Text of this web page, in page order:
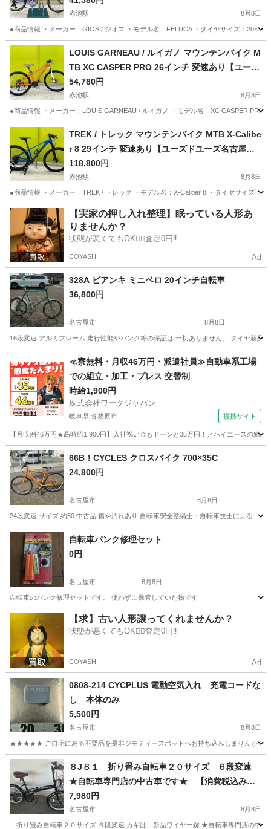
赤池駅 8月8日
●商品情報 ・メーカー：GIOS / ジオス ・モデル名：FELUCA ・タイヤサイズ：20×1
愛知 日進市 ユーズドユーズ
LOUIS GARNEAU / ルイガノ マウンテンバイク M
TB XC CASPER PRO 26インチ 変速あり【ユーズ
ドユーズ名古屋天白店】JK6-5
54,780円
赤池駅 8月8日
●商品情報 ・メーカー：LOUIS GARNEAU / ルイガノ ・モデル名：XC CASPER
愛知 日進市 マウンテンバイク ユーズドユーズ
TREK / トレック マウンテンバイク MTB X-Calibe
r 8 29インチ 変速あり【ユーズドユーズ名古屋天
白店】JK6-4
118,800円
赤池駅 8月8日
●商品情報 ・メーカー：TREK / トレック ・モデル名：X-Caliber 8 ・タイヤサイズ
愛知 日進市 赤池駅 マウンテンバイク ユーズドユーズ
【実家の押し入れ整理】眠っている人形あ
りませんか？
状態が悪くてもOK🙆‍♀️査定0円‼️
COYASH Ad
328A ビアンキ ミニベロ 20インチ自転車
36,800円
名古屋市 8月8日
16段変速 アルミフレーム 走行性能やパンク等の保証は 一切ありません。 タイヤ新
自転車 ビアンキ
≪寮無料・月収46万円・派遣社員≫自動車系工場
での組立・加工・プレス 交替制
時給1,900円
株式会社ワークジャパン
岐阜県 各務原市 提携サイト
【月収例46万円★高時給1,900円】入社祝い金もドーンと35万円！／ハイエースの組
岐阜 各務原市 その他
66B！CYCLES クロスバイク 700×35C
24,800円
名古屋市 8月8日
24段変速 サイズ 約50 中古品 傷や汚れあり 自転車安全整備士・自転車技士による
愛知 名古屋市 クロスバイク 電子マネー
自転車パンク修理セット
0円
名古屋市 8月8日
自転車のパンク修理セットです。 使わずに保管していた物です
その他 セット
【求】古い人形譲ってくれませんか？
状態が悪くてもOK🙆‍♀️査定0円‼️
COYASH Ad
0808-214 CYCPLUS 電動空気入れ 充電コードな
し 本体のみ
5,500円
名古屋市 8月8日
★★★★★ ご自宅にある不要品を是非ジモティースポットへお持ち込みしませんか？
愛知 名古屋市 その他 空気入れ
８J８１ 折り畳み自転車２０サイズ ６段変速
★自転車専門店の中古車です★ 【消費税込み・
防犯登録６００円込み
7,980円
名古屋市 8月8日
折り畳み自転車２０サイズ ６段変速 カギは、新品ワイヤー錠 ★自転車専門店